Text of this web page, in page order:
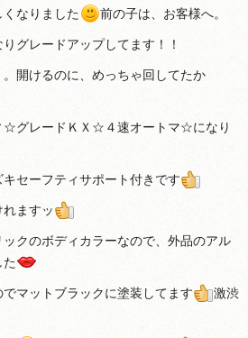
なりました 前の子は、お客様へ。
グレードアップしてます！！
開けるのに、めっちゃ回してたか
☆グレードＫＸ☆４速オートマ☆になり
セーフティサポート付きです
ますッ
クのボディカラーなので、外品のアル
た
マットブラックに塗装してます
激渋